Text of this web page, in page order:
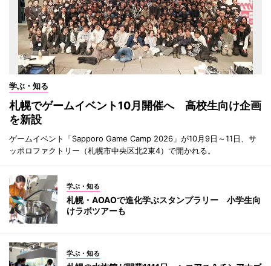
学ぶ・知る
札幌でゲームイベント10月開催へ 高校生向け企画
を新設
ゲームイベント「Sapporo Game Camp 2026」が10月9日～11日、サ
ッポロファクトリー（札幌市中央区北2東4）で開かれる。
学ぶ・知る
札幌・AOAOで進化学ぶスタンプラリー 小学生向
けラボツアーも
学ぶ・知る